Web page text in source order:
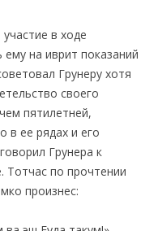
в ходе
на иврит показаний
Грунеру хотя
своего
пятилетней,
в ее рядах и его
Грунера к
Тотчас по прочтении
произнес: